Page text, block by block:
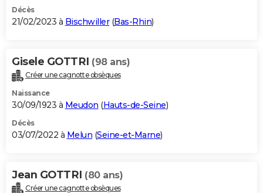
Décès
21/02/2023 à Bischwiller(Bas-Rhin)
Gisele GOTTRI (98 ans)
Créer une cagnotte obsèques
Naissance
30/09/1923 à Meudon (Hauts-de-Seine)
Décès
03/07/2022 à Melun (Seine-et-Marne)
Jean GOTTRI (80 ans)
Créer une cagnotte obsèques